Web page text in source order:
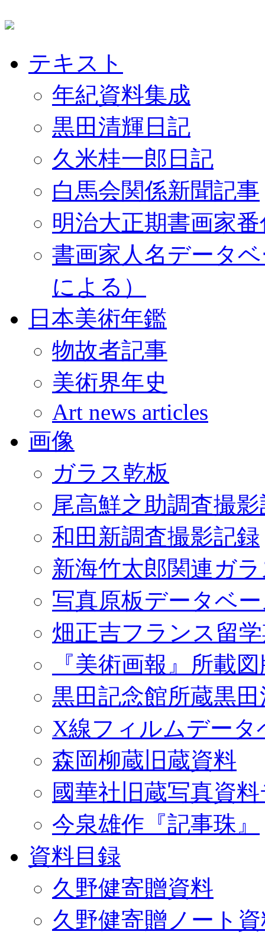
テキスト
年紀資料集成
黒田清輝日記
久米桂一郎日記
白馬会関係新聞記事
明治大正期書画家
書画家人名データ
による）
日本美術年鑑
物故者記事
美術界年史
Art news articles
画像
ガラス乾板
尾高鮮之助調査撮
和田新調査撮影記録
新海竹太郎関連ガ
写真原板データベ
畑正吉フランス留
『美術画報』所載
黒田記念館所蔵黒
X線フィルムデータ
森岡柳蔵旧蔵資料
國華社旧蔵写真資
今泉雄作『記事珠』
資料目録
久野健寄贈資料
久野健寄贈ノート